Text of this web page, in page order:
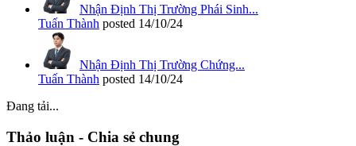
Nhận Định Thị Trường Phái Sinh...
Tuấn Thành posted 14/10/24
Nhận Định Thị Trường Chứng...
Tuấn Thành posted 14/10/24
Đang tải...
Thảo luận - Chia sẻ chung